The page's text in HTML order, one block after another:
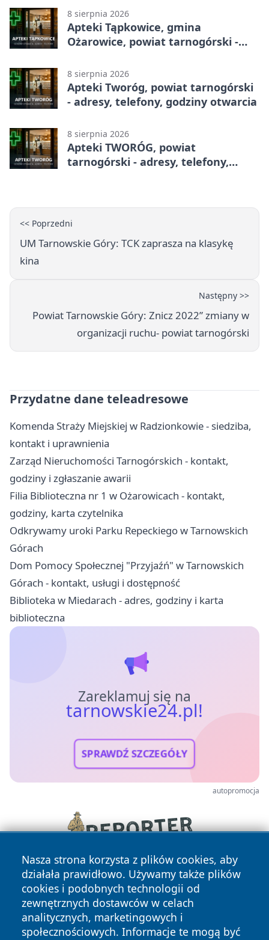
8 sierpnia 2026
Apteki Tąpkowice, gmina
Ożarowice, powiat tarnogórski -
8 sierpnia 2026
Apteki Tworóg, powiat tarnogórski
- adresy, telefony, godziny otwarcia
8 sierpnia 2026
Apteki TWORÓG, powiat
tarnogórski - adresy, telefony,
<< Poprzedni
UM Tarnowskie Góry: TCK zaprasza na klasykę
kina
Następny >>
Powiat Tarnowskie Góry: Znicz 2022” zmiany w
organizacji ruchu- powiat tarnogórski
Przydatne dane teleadresowe
Komenda Straży Miejskiej w Radzionkowie - siedziba,
kontakt i uprawnienia
Zarząd Nieruchomości Tarnogórskich - kontakt,
godziny i zgłaszanie awarii
Filia Biblioteczna nr 1 w Ożarowicach - kontakt,
godziny, karta czytelnika
Odkrywamy uroki Parku Repeckiego w Tarnowskich
Górach
Dom Pomocy Społecznej "Przyjaźń" w Tarnowskich
Górach - kontakt, usługi i dostępność
Biblioteka w Miedarach - adres, godziny i karta
biblioteczna
Zareklamuj się na
tarnowskie24.pl!
SPRAWDŹ SZCZEGÓŁY
autopromocja
Nasza strona korzysta z plików cookies, aby
działała prawidłowo. Używamy także plików
cookies i podobnych technologii od
zewnętrznych dostawców w celach
analitycznych, marketingowych i
społecznościowych. Informacje te mogą być